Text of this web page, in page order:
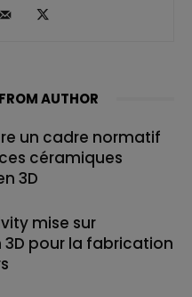
AUTHOR
un cadre normatif
céramiques
3D
mise sur
3D pour la fabrication